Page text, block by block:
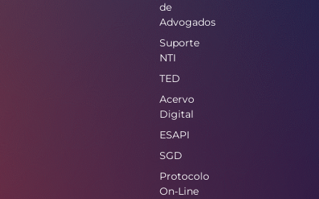
de
Advogados
Suporte
NTI
TED
Acervo
Digital
ESAPI
SGD
Protocolo
On-Line